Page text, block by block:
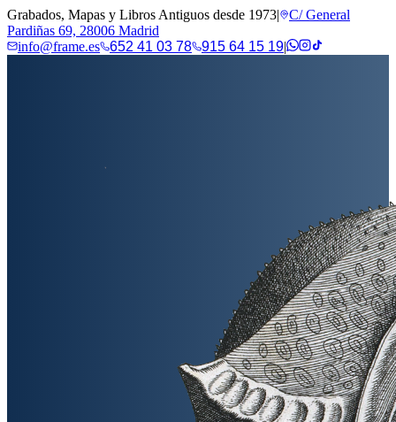
Grabados, Mapas y Libros Antiguos desde 1973|
C/ General
Pardiñas 69, 28006 Madrid
info@frame.es
652 41 03 78 915 64 15 19|